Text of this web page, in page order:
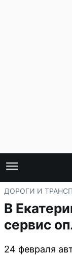
ДОРОГИ И
В
сервис
24 февраля